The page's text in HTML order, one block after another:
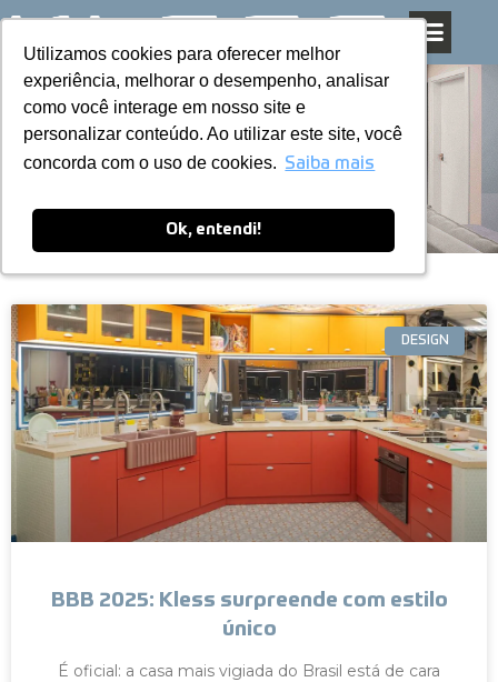
Utilizamos cookies para oferecer melhor
experiência, melhorar o desempenho, analisar
como você interage em nosso site e
personalizar conteúdo. Ao utilizar este site, você
concorda com o uso de cookies. Saiba mais
Ok, entendi!
Utilizamos cookies para oferecer melhor
experiência, melhorar o desempenho, analisar
como você interage em nosso site e
personalizar conteúdo. Ao utilizar este site, você
concorda com o uso de cookies. Saiba mais
Ok, entendi!
Pular
para
o
conteúdo
Blog
DESIGN
BBB 2025: Kless surpreende com estilo
único
É oficial: a casa mais vigiada do Brasil está de cara